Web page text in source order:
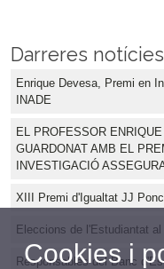
Darreres notícies
Enrique Devesa, Premi en
INADE
EL PROFESSOR
GUARDONAT AMB EL
INVESTIGACIÓ
XIII Premi d'Igualtat JJ
Eleccions de l'Estudiantat
Responsables del Banc
Cookies i